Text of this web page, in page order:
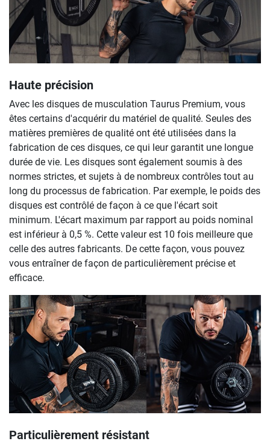
Haute précision
Avec les disques de musculation Taurus Premium, vous
êtes certains d'acquérir du matériel de qualité. Seules des
matières premières de qualité ont été utilisées dans la
fabrication de ces disques, ce qui leur garantit une longue
durée de vie. Les disques sont également soumis à des
normes strictes, et sujets à de nombreux contrôles tout au
long du processus de fabrication. Par exemple, le poids des
disques est contrôlé de façon à ce que l'écart soit
minimum. L'écart maximum par rapport au poids nominal
est inférieur à 0,5 %. Cette valeur est 10 fois meilleure que
celle des autres fabricants. De cette façon, vous pouvez
vous entraîner de façon de particulièrement précise et
efficace.
Particulièrement résistant